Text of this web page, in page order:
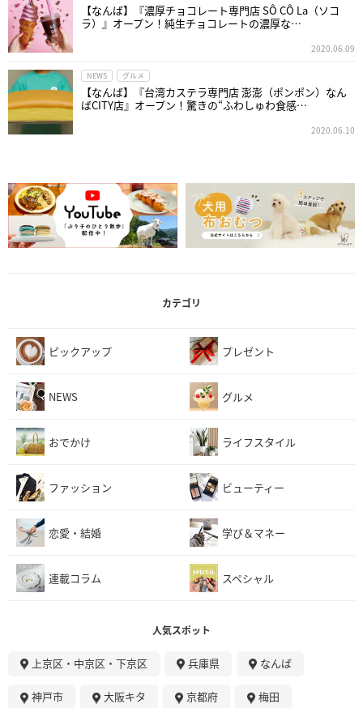
【なんば】『濃厚チョコレート専門店 SÔ CÔ La（ソコ
ラ）』オープン！純生チョコレートの濃厚な…
2020.06.09
NEWS グルメ
【なんば】『台湾カステラ専門店 澎澎（ポンポン）なん
ばCITY店』オープン！驚きの“ふわしゅわ食感…
2020.06.10
カテゴリ
ピックアップ プレゼント
NEWS グルメ
おでかけ ライフスタイル
ファッション ビューティー
恋愛・結婚 学び＆マネー
連載コラム スペシャル
人気スポット
上京区・中京区・下京区 兵庫県 なんば
神戸市 大阪キタ 京都府 梅田